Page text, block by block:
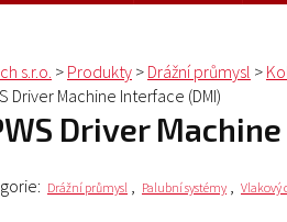
s.r.o. > Produkty > Drážní průmysl >
Driver Machine Interface (DMI)
Driver
Drážní průmysl , Palubní systémy , Vlakový